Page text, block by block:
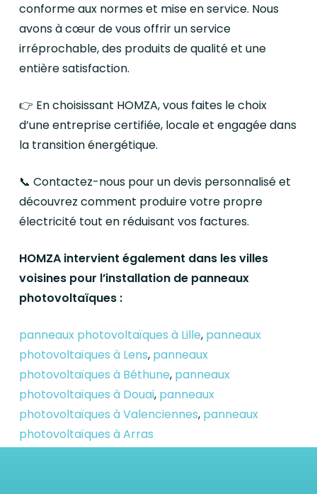
conforme aux normes et mise en service. Nous
avons à cœur de vous offrir un service
irréprochable, des produits de qualité et une
entière satisfaction.
👉 En choisissant HOMZA, vous faites le choix
d’une entreprise certifiée, locale et engagée dans
la transition énergétique.
📞 Contactez-nous pour un devis personnalisé et
découvrez comment produire votre propre
électricité tout en réduisant vos factures.
HOMZA intervient également dans les villes
voisines pour l’installation de panneaux
photovoltaïques :
panneaux photovoltaïques à Lille, panneaux
photovoltaïques à Lens, panneaux
photovoltaïques à Béthune, panneaux
photovoltaïques à Douai, panneaux
photovoltaïques à Valenciennes, panneaux
photovoltaïques à Arras